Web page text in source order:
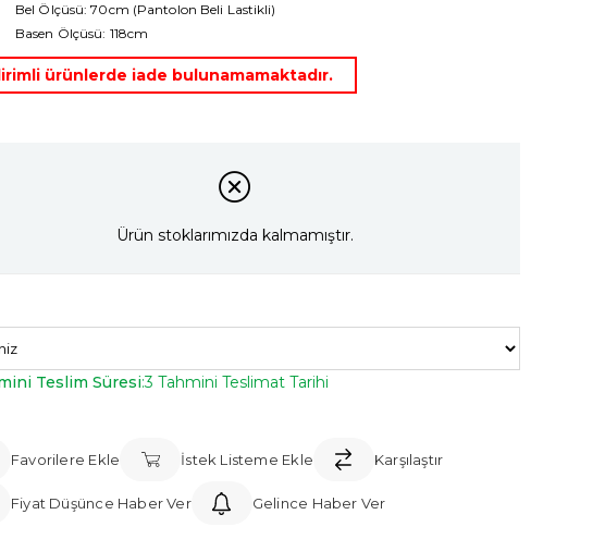
Bel Ölçüsü: 70cm (Pantolon Beli Lastikli)
Basen Ölçüsü: 118cm
ürünlerde iade bulunamamaktadır.
Ürün stoklarımızda kalmamıştır.
Teslim Süresi:3 Tahmini Teslimat Tarihi
Favorilere Ekle İstek Listeme Ekle Karşılaştır
Fiyat Düşünce Haber Ver Gelince Haber Ver